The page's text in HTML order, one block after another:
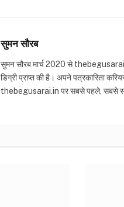
सुमन सौरब
सुमन सौरब मार्च 2020 से
डिग्री प्राप्त की है। अपने पत्रकारिता
thebegusarai.in पर सबसे पहले, सबसे